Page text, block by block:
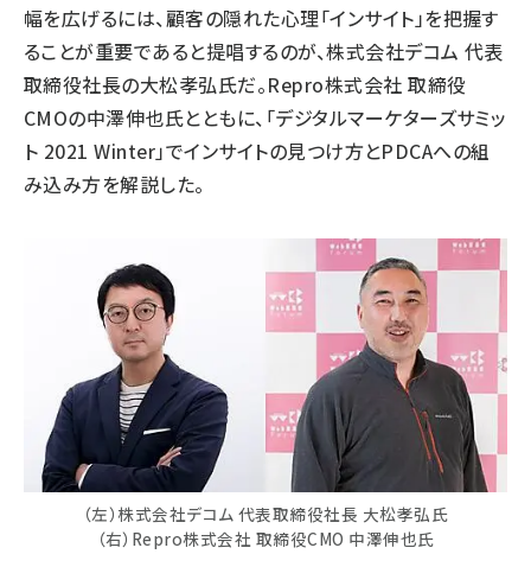
幅を広げるには、顧客の隠れた心理「インサイト」を把握す
ることが重要であると提唱するのが、株式会社デコム 代表
取締役社長の大松孝弘氏だ。Repro株式会社 取締役
CMOの中澤伸也氏とともに、「デジタルマーケターズサミッ
ト 2021 Winter」でインサイトの見つけ方とPDCAへの組
み込み方を解説した。
（左）株式会社デコム 代表取締役社長 大松孝弘氏
（右）Repro株式会社 取締役CMO 中澤伸也氏